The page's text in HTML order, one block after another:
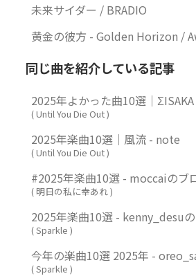
未来サイダー / BRADIO
黄金の彼方 - Golden Horizon /
同じ曲を紹介している記事
2025年よかった曲10選｜ΣISAKA
(Until You Die Out)
2025年楽曲10選｜風流 - note
(Until You Die Out)
#2025年楽曲10選 - moccaiのブ
( 明日の私に幸あれ)
2025年楽曲10選 - kenny_desu
(Sparkle )
今年の楽曲10選 2025年 -
(Sparkle )